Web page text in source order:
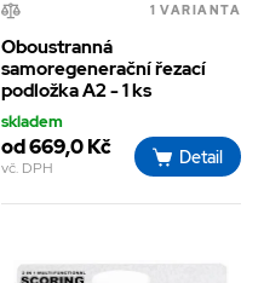
1 VARIANTA
Oboustranná
samoregenerační řezací
podložka A2 - 1 ks
skladem
od 669,0 Kč
vč. DPH
Detail